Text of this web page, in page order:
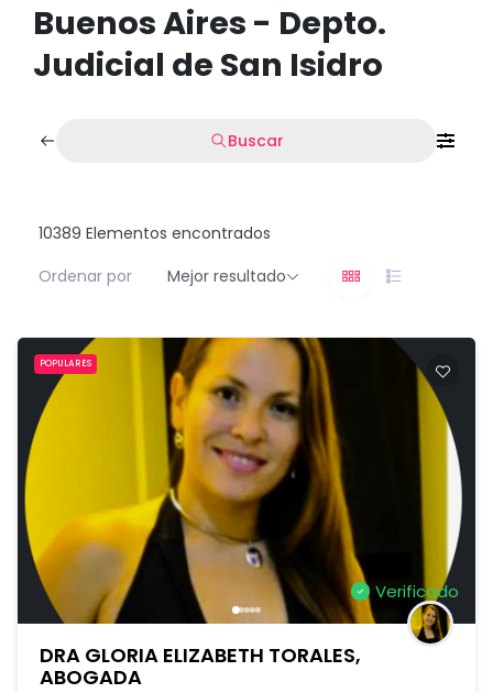
Buenos Aires - Depto.
Judicial de San Isidro
Buscar
10389 Elementos encontrados
Ordenar por
Mejor resultado
POPULARES
Verificado
DRA GLORIA ELIZABETH TORALES,
ABOGADA